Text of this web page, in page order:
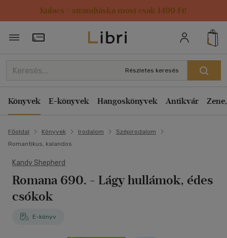
Kulacs / strandtáska most csak 1499 Ft!
Törzsvásárlói Kártya adatai
Részletes keresés
Könyvek E-könyvek Hangoskönyvek Antikvár
Főoldal Könyvek Irodalom
Szépirodalom
Romantikus, kalandos
Kandy Shepherd
Romana 690. - Lágy hullámok, édes
csókok
E-könyv